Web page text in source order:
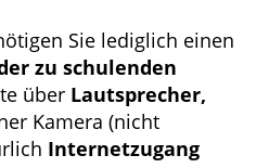
Sie lediglich einen
zu schulenden
über Lautsprecher,
Kamera (nicht
Internetzugang